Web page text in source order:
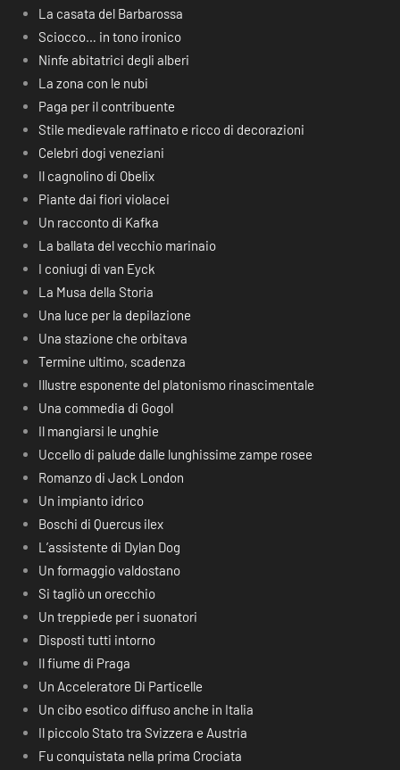
La casata del Barbarossa
Sciocco… in tono ironico
Ninfe abitatrici degli alberi
La zona con le nubi
Paga per il contribuente
Stile medievale raffinato e ricco di decorazioni
Celebri dogi veneziani
Il cagnolino di Obelix
Piante dai fiori violacei
Un racconto di Kafka
La ballata del vecchio marinaio
I coniugi di van Eyck
La Musa della Storia
Una luce per la depilazione
Una stazione che orbitava
Termine ultimo, scadenza
Illustre esponente del platonismo rinascimentale
Una commedia di Gogol
Il mangiarsi le unghie
Uccello di palude dalle lunghissime zampe rosee
Romanzo di Jack London
Un impianto idrico
Boschi di Quercus ilex
L’assistente di Dylan Dog
Un formaggio valdostano
Si tagliò un orecchio
Un treppiede per i suonatori
Disposti tutti intorno
Il fiume di Praga
Un Acceleratore Di Particelle
Un cibo esotico diffuso anche in Italia
Il piccolo Stato tra Svizzera e Austria
Fu conquistata nella prima Crociata